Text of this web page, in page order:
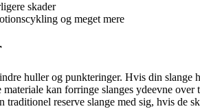
skader
og meget mere
huller og punkteringer. Hvis din slange
kan forringe slanges ydeevne
reserve slange med sig, hvis de